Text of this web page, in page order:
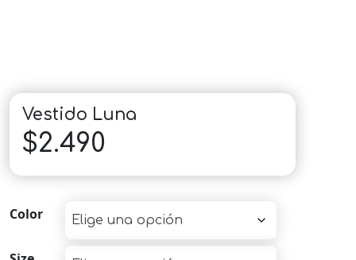
Vestido Luna
$2.490
Color